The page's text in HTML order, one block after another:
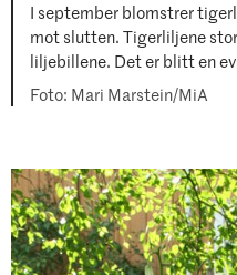
I september blomstrer
mot slutten. Tigerliljene
liljebillene. Det er blitt en
Mari Marstein/MiA